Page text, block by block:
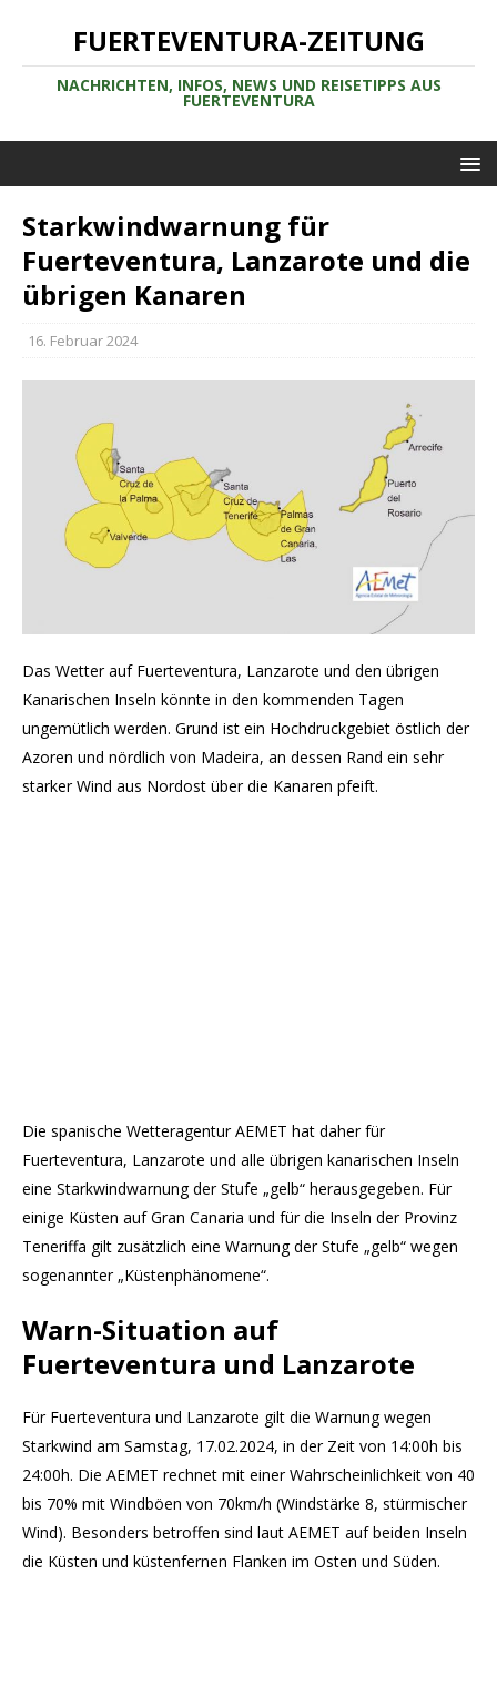
FUERTEVENTURA-ZEITUNG
NACHRICHTEN, INFOS, NEWS UND REISETIPPS AUS
FUERTEVENTURA
Starkwindwarnung für
Fuerteventura, Lanzarote und die
übrigen Kanaren
16. Februar 2024
Das Wetter auf Fuerteventura, Lanzarote und den übrigen
Kanarischen Inseln könnte in den kommenden Tagen
ungemütlich werden. Grund ist ein Hochdruckgebiet östlich der
Azoren und nördlich von Madeira, an dessen Rand ein sehr
starker Wind aus Nordost über die Kanaren pfeift.
Die spanische Wetteragentur AEMET hat daher für
Fuerteventura, Lanzarote und alle übrigen kanarischen Inseln
eine Starkwindwarnung der Stufe „gelb“ herausgegeben. Für
einige Küsten auf Gran Canaria und für die Inseln der Provinz
Teneriffa gilt zusätzlich eine Warnung der Stufe „gelb“ wegen
sogenannter „Küstenphänomene“.
Warn-Situation auf
Fuerteventura und Lanzarote
Für Fuerteventura und Lanzarote gilt die Warnung wegen
Starkwind am Samstag, 17.02.2024, in der Zeit von 14:00h bis
24:00h. Die AEMET rechnet mit einer Wahrscheinlichkeit von 40
bis 70% mit Windböen von 70km/h (Windstärke 8, stürmischer
Wind). Besonders betroffen sind laut AEMET auf beiden Inseln
die Küsten und küstenfernen Flanken im Osten und Süden.